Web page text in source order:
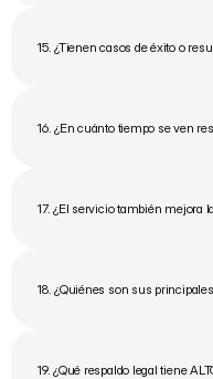
15. ¿Tienen casos de éxito o
16. ¿En cuánto tiempo se ven
17. ¿El servicio también mejora
18. ¿Quiénes son sus
19. ¿Qué respaldo legal tiene